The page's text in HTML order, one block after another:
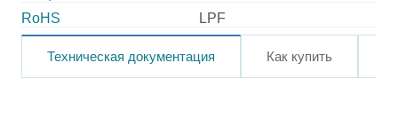
RoHS LPF
Техническая документация Как купить